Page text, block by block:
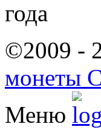
©2009 -
монеты
Меню